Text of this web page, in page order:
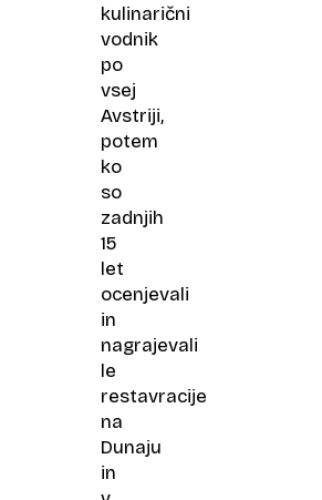
kulinarični
vodnik
po
vsej
Avstriji,
potem
ko
so
zadnjih
15
let
ocenjevali
in
nagrajevali
le
restavracije
na
Dunaju
in